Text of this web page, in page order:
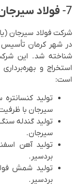
7- فولاد
در شهر کرمان تأسیس
شناخته شد. این
استخراج و
است:
سیرجان با ظرفیت سالانه
سیرجان.
بردسیر.
بردسیر.